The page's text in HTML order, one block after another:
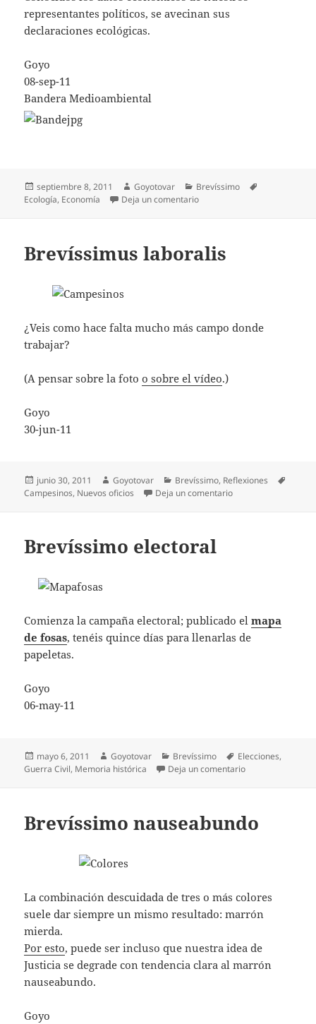
representantes políticos, se avecinan sus
declaraciones ecológicas.
Goyo
08-sep-11
Bandera Medioambiental
Publicado
el
septiembre 8, 2011 Autor
Goyotovar Categorías
Brevíssimo
Ecología, Economía Deja un comentarioen Brevíssimo eco
Brevíssimus laboralis
¿Veis como hace falta mucho más campo donde
trabajar?
(A pensar sobre la fotoo sobre el vídeo.)
Goyo
30-jun-11
Publicado
el
junio 30, 2011 Autor
Goyotovar Categorías
Brevíssimo, Reflexiones
Campesinos, Nuevos oficios Deja un comentarioen Brevíssimus
Brevíssimo electoral
Comienza la campaña electoral; publicado elmapa
de fosas, tenéis quince días para llenarlas de
papeletas.
Goyo
06-may-11
Publicado
el
mayo 6, 2011 Autor
Goyotovar Categorías
Brevíssimo Etiquetas
Elecciones,
Guerra Civil, Memoria histórica Deja un comentarioen Brevíssimo
Brevíssimo nauseabundo
La combinación descuidada de tres o más colores
suele dar siempre un mismo resultado: marrón
mierda.
Por esto, puede ser incluso que nuestra idea de
Justicia se degrade con tendencia clara al marrón
nauseabundo.
Goyo